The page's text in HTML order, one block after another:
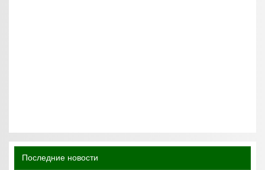
Последние новости